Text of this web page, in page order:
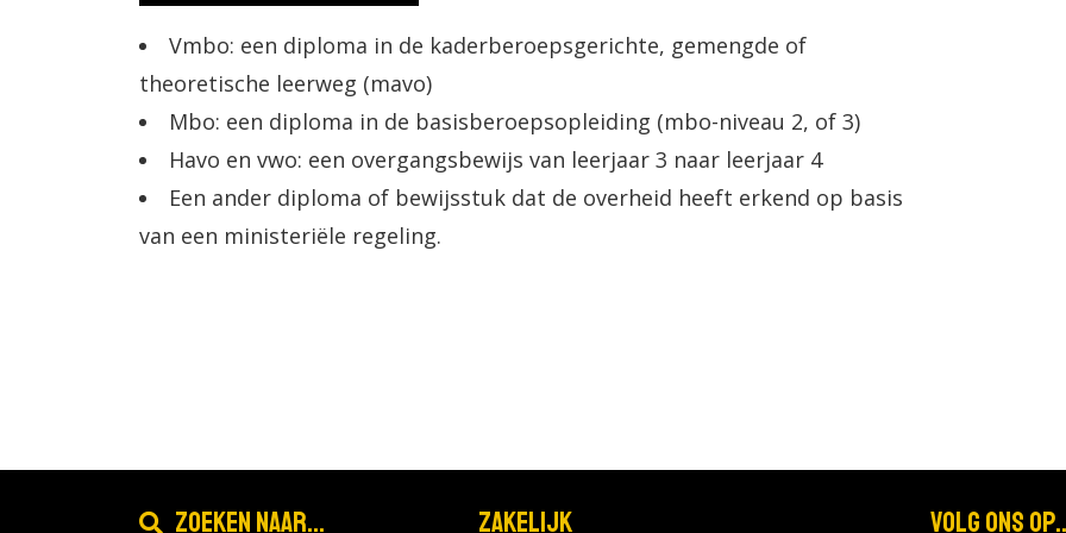
Vmbo: een diploma in de kaderberoepsgerichte, gemengde of
theoretische leerweg (mavo)
Mbo: een diploma in de basisberoepsopleiding (mbo-niveau 2, of 3)
Havo en vwo: een overgangsbewijs van leerjaar 3 naar leerjaar 4
Een ander diploma of bewijsstuk dat de overheid heeft erkend op basis
van een ministeriële regeling.
Zoeken naar... Zakelijk Volg ons